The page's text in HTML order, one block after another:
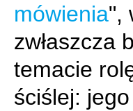
mówienia",
zwłaszcza
temacie
ściślej: